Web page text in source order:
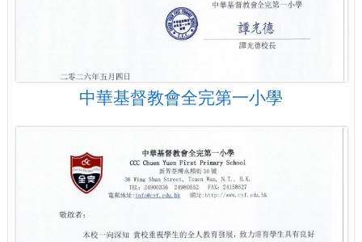
中華基督教會全完第一小學